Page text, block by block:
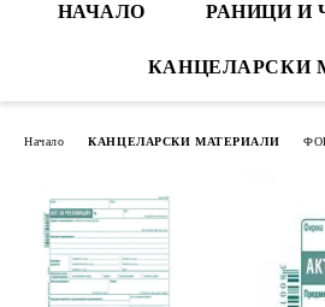
НАЧАЛО РАНИЦИ И
КАНЦЕЛАРСКИ
Начало КАНЦЕЛАРСКИ МАТЕРИАЛИ